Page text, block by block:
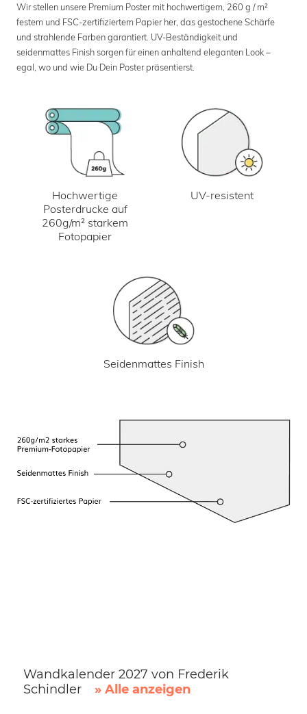
Wir stellen unsere Premium Poster mit hochwertigem, 260 g / m²
festem und FSC-zertifiziertem Papier her, das gestochene Schärfe
und strahlende Farben garantiert. UV-Beständigkeit und
seidenmattes Finish sorgen für einen anhaltend eleganten Look –
egal, wo und wie Du Dein Poster präsentierst.
Hochwertige
Posterdrucke auf
260g/m² starkem
Fotopapier
UV-resistent
Seidenmattes Finish
Wandkalender 2027 von Frederik
Schindler
» Alle anzeigen